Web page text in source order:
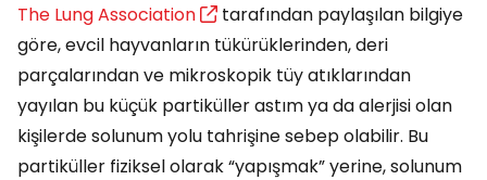
The Lung Association
tarafından paylaşılan bilgiye
göre, evcil hayvanların tükürüklerinden, deri
parçalarından ve mikroskopik tüy atıklarından
yayılan bu küçük partiküller astım ya da alerjisi olan
kişilerde solunum yolu tahrişine sebep olabilir. Bu
partiküller fiziksel olarak “yapışmak” yerine, solunum